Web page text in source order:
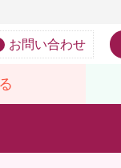
お問い合わせ